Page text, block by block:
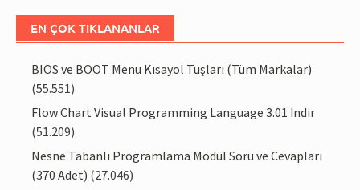
EN ÇOK TIKLANANLAR
BIOS ve BOOT Menu Kısayol Tuşları (Tüm Markalar)
(55.551)
Flow Chart Visual Programming Language 3.01 İndir
(51.209)
Nesne Tabanlı Programlama Modül Soru ve Cevapları
(370 Adet) (27.046)